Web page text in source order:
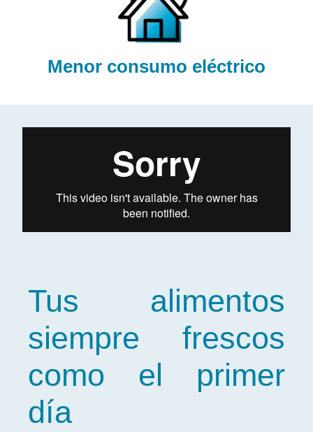
Menor consumo eléctrico
Tus alimentos
siempre frescos
como el primer
día